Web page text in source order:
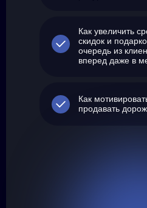
Как увеличить
скидок и
очередь из
вперед даже в
Как
продавать